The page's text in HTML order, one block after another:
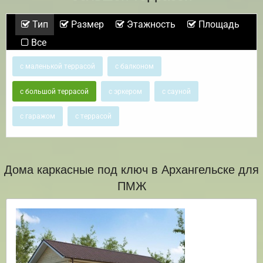
Тип Размер Этажность
Площадь
Все
с маленькой террасой с балконом
с большой террасой с эркером с сауной
с гаражом с террасой
Дома каркасные под ключ в Архангельске для
ПМЖ